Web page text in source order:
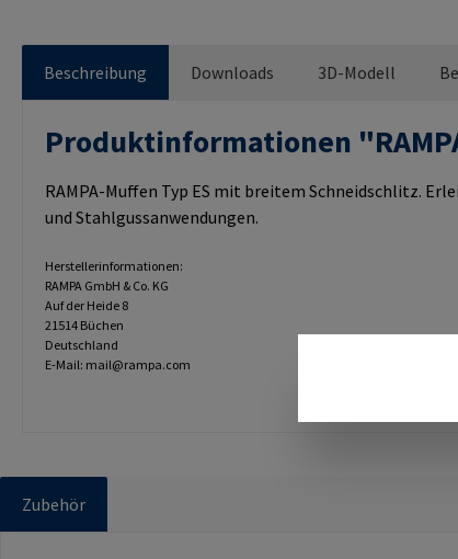
Beschreibung Downloads 3D-Modell
Produktinformationen
RAMPA-Muffen Typ ES mit breitem Schneidschlitz.
und Stahlgussanwendungen.
Herstellerinformationen:
RAMPA GmbH & Co. KG
Auf der Heide 8
21514 Büchen
Deutschland
E-Mail: mail@rampa.com
Zubehör